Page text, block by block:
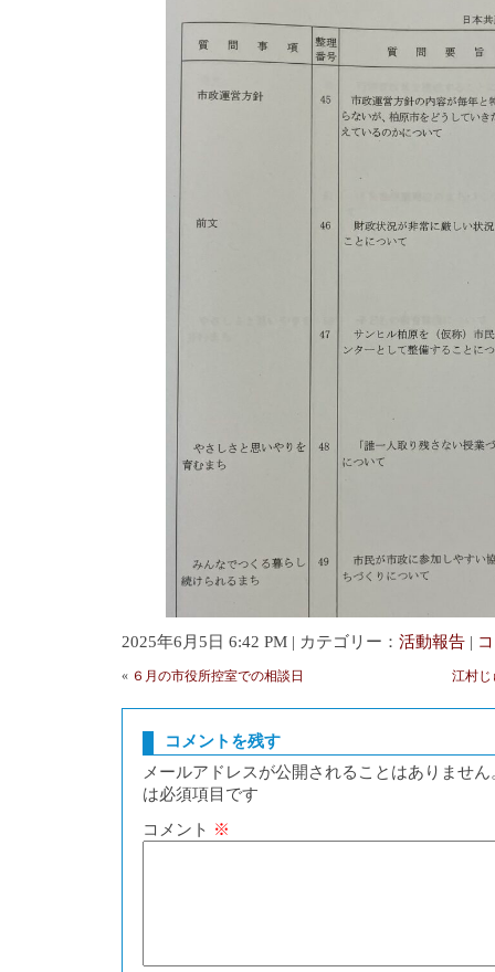
2025年6月5日 6:42 PM | カテゴリー： 活動報告 |
« ６月の市役所控室での相談日 江村じ
コメントを残す
メールアドレスが公開されることはありません
は必須項目です
コメント ※